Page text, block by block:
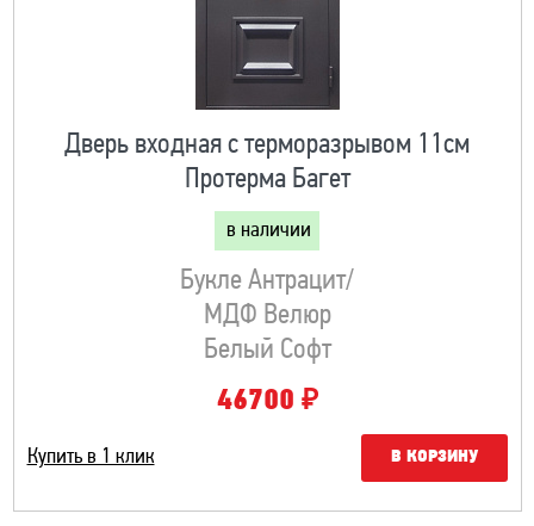
Дверь входная с терморазрывом 11см
Протерма Багет
в наличии
Букле Антрацит/
МДФ Велюр
Белый Софт
46700 ₽
Купить в 1 клик В КОРЗИНУ